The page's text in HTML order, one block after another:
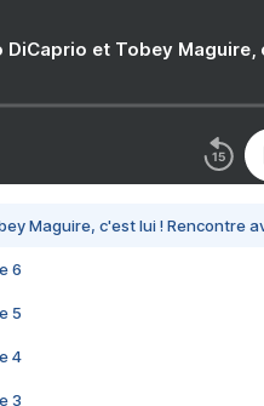
DiCaprio et Tobey
Maguire, c'est lui ! Rencontre
6
5
4
3